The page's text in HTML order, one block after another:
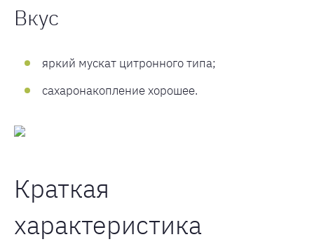
Вкус
яркий мускат цитронного типа;
сахаронакопление хорошее.
Краткая
характеристика